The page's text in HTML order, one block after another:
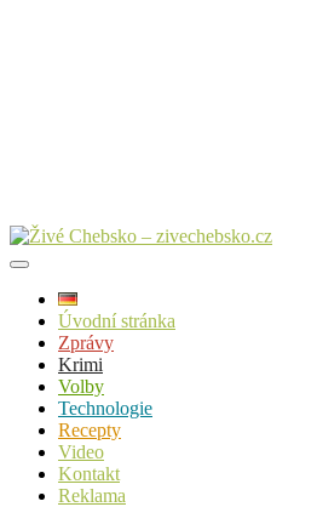
Úvodní stránka
Zprávy
Krimi
Volby
Technologie
Recepty
Video
Kontakt
Reklama